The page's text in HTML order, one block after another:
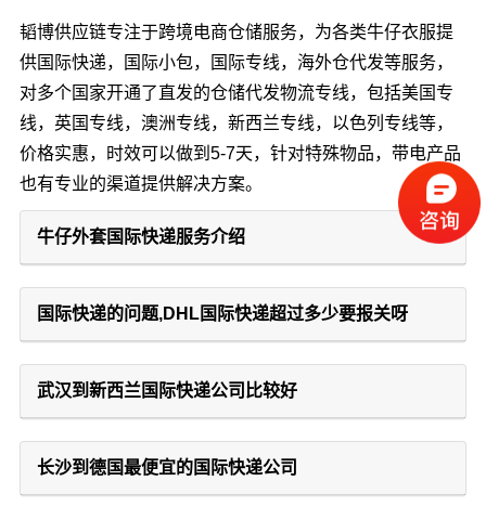
韬博供应链专注于跨境电商仓储服务，为各类牛仔衣服提
供国际快递，国际小包，国际专线，海外仓代发等服务，
对多个国家开通了直发的仓储代发物流专线，包括美国专
线，英国专线，澳洲专线，新西兰专线，以色列专线等，
价格实惠，时效可以做到5-7天，针对特殊物品，带电产品
也有专业的渠道提供解决方案。
牛仔外套国际快递服务介绍
国际快递的问题,DHL国际快递超过多少要报关呀
武汉到新西兰国际快递公司比较好
长沙到德国最便宜的国际快递公司